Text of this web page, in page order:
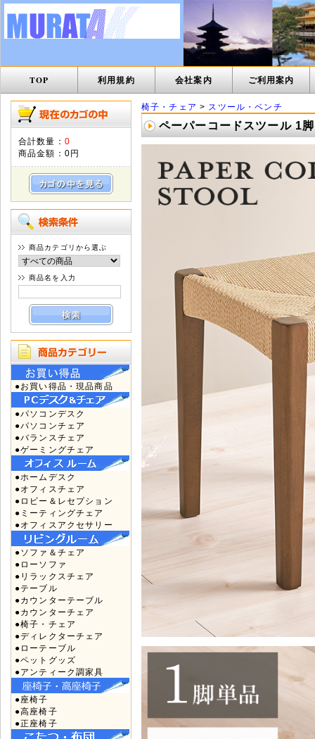
TOP 利用規約 会社案内 ご利用案内
合計数量： 0
商品金額： 0円
商品カテゴリから選ぶ
商品名を入力
●お買い得品・現品商品
●パソコンデスク
●パソコンチェア
●バランスチェア
●ゲーミングチェア
●ホームデスク
●オフィスチェア
●ロビー＆レセプション
●ミーティングチェア
●オフィスアクセサリー
●ソファ＆チェア
●ローソファ
●リラックスチェア
●テーブル
●カウンターテーブル
●カウンターチェア
●椅子・チェア
●ディレクターチェア
●ローテーブル
●ペットグッズ
●アンティーク調家具
●座椅子
●高座椅子
●正座椅子
椅子・チェア > スツール・ベンチ
ペーパーコードスツール 1